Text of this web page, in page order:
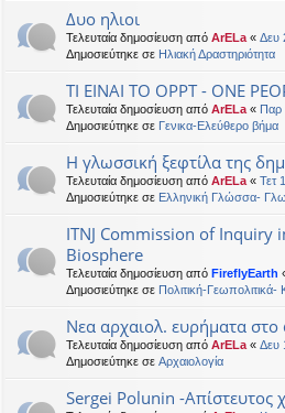
Δυο ηλιοι
Τελευταία δημοσίευση από ArELa « Δευ
Δημοσιεύτηκε σε Ηλιακή Δραστηριότητα
ΤΙ ΕΙΝΑΙ ΤΟ OPPT - ONE
Τελευταία δημοσίευση από ArELa « Παρ
Δημοσιεύτηκε σε Γενικα-Ελεύθερο βήμα
Η γλωσσική ξεφτίλα της
Τελευταία δημοσίευση από ArELa « Τετ
Δημοσιεύτηκε σε Ελληνική Γλώσσα-
ITNJ Commission of Inquiry
Biosphere
Τελευταία δημοσίευση από FireflyEarth
Δημοσιεύτηκε σε Πολιτική-Γεωπολιτικά-
Νεα αρχαιολ. ευρήματα
Τελευταία δημοσίευση από ArELa « Δευ
Δημοσιεύτηκε σε Αρχαιολογία
Sergei Polunin -Απίστευτος